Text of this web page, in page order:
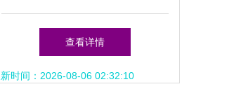
用开发与设计思考
查看详情
时间：2026-08-06 02:32:10